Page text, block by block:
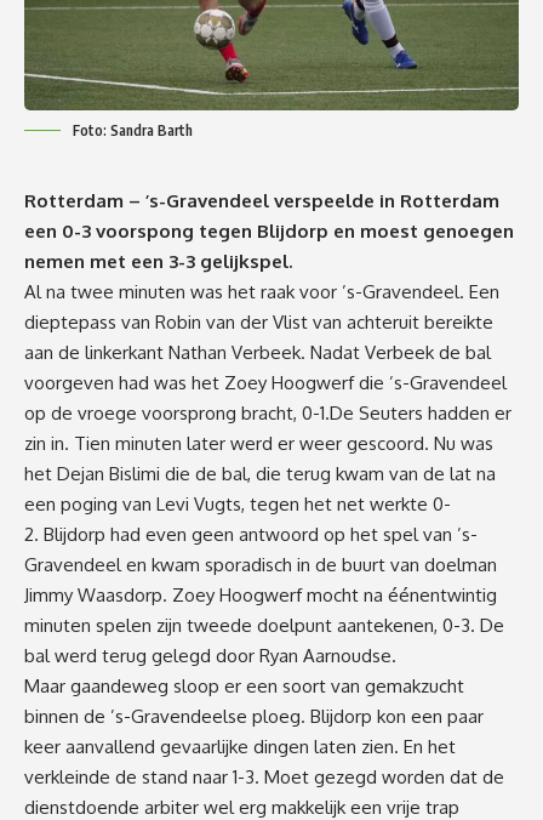
Foto: Sandra Barth
Rotterdam – ’s-Gravendeel verspeelde in Rotterdam
een 0-3 voorspong tegen Blijdorp en moest genoegen
nemen met een 3-3 gelijkspel.
Al na twee minuten was het raak voor ’s-Gravendeel. Een
dieptepass van Robin van der Vlist van achteruit bereikte
aan de linkerkant Nathan Verbeek. Nadat Verbeek de bal
voorgeven had was het Zoey Hoogwerf die ’s-Gravendeel
op de vroege voorsprong bracht, 0-1.De Seuters hadden er
zin in. Tien minuten later werd er weer gescoord. Nu was
het Dejan Bislimi die de bal, die terug kwam van de lat na
een poging van Levi Vugts, tegen het net werkte 0-
2. Blijdorp had even geen antwoord op het spel van ’s-
Gravendeel en kwam sporadisch in de buurt van doelman
Jimmy Waasdorp. Zoey Hoogwerf mocht na éénentwintig
minuten spelen zijn tweede doelpunt aantekenen, 0-3. De
bal werd terug gelegd door Ryan Aarnoudse.
Maar gaandeweg sloop er een soort van gemakzucht
binnen de ’s-Gravendeelse ploeg. Blijdorp kon een paar
keer aanvallend gevaarlijke dingen laten zien. En het
verkleinde de stand naar 1-3. Moet gezegd worden dat de
dienstdoende arbiter wel erg makkelijk een vrije trap